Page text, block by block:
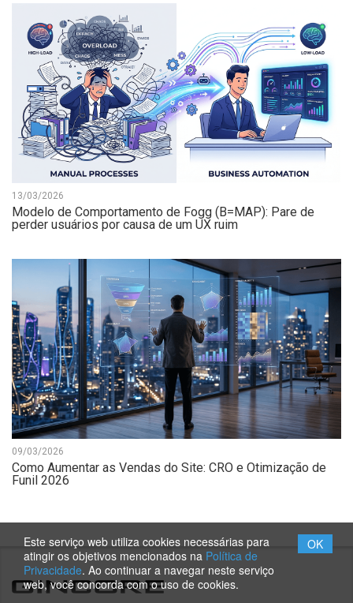
13/03/2026
Modelo de Comportamento de Fogg (B=MAP): Pare de
perder usuários por causa de um UX ruim
09/03/2026
Como Aumentar as Vendas do Site: CRO e Otimização de
Funil 2026
Este serviço web utiliza cookies necessárias para
atingir os objetivos mencionados na Política de
Privacidade. Ao continuar a navegar neste serviço
web, você concorda com o uso de cookies.
OK